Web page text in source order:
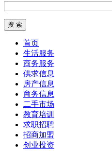
首页
生活服务
商务服务
供求信息
房产信息
商务信息
二手市场
教育培训
求职招聘
招商加盟
创业投资